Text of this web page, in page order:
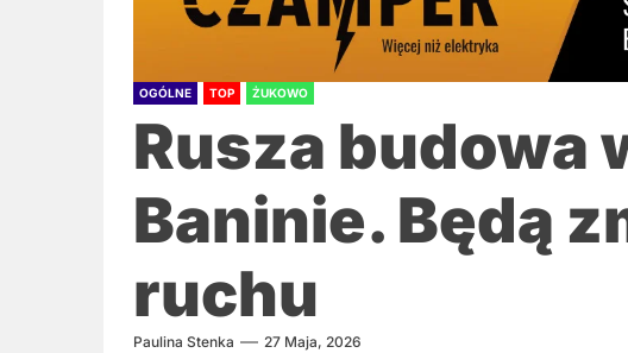
OGÓLNE TOP ŻUKOWO
Rusza budowa
Baninie. Będą
ruchu
Paulina Stenka 27 Maja, 2026